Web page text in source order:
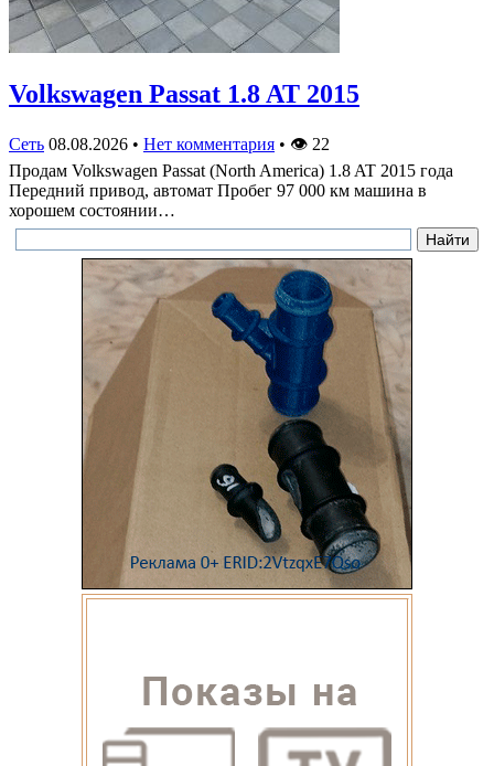
Volkswagen Passat 1.8 AT 2015
Сеть 08.08.2026 • Нет комментария • 👁 22
Продам Volkswagen Passat (North America) 1.8 AT 2015 года
Передний привод, автомат Пробег 97 000 км машина в
хорошем состоянии…